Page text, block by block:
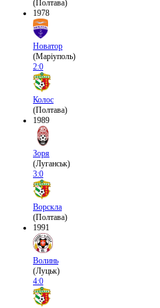
(Полтава)
1978
Новатор
(Маріуполь)
2:0
Колос
(Полтава)
1989
Зоря
(Луганськ)
3:0
Ворскла
(Полтава)
1991
Волинь
(Луцьк)
4:0